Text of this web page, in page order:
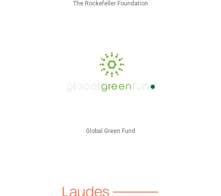
The Rockefeller Foundation
Global Green Fund